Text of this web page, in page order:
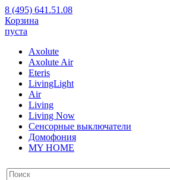
8 (495) 641.51.08
Корзина
пуста
Axolute
Axolute Air
Eteris
LivingLight
Air
Living
Living Now
Сенсорные выключатели
Домофония
MY HOME